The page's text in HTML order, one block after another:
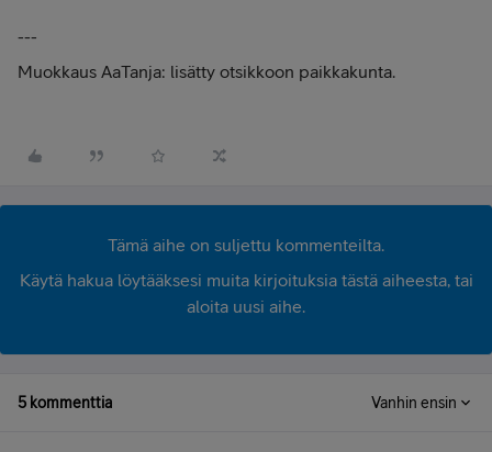
---
Muokkaus AaTanja: lisätty otsikkoon paikkakunta.
Tämä aihe on suljettu kommenteilta.
Käytä hakua löytääksesi muita kirjoituksia tästä aiheesta, tai
aloita uusi aihe.
5 kommenttia Vanhin ensin